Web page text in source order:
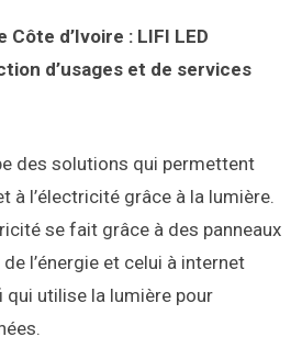
Côte d’Ivoire : LIFI LED
d’usages et de services
des solutions qui permettent
à l’électricité grâce à la lumière.
se fait grâce à des panneaux
l’énergie et celui à internet
qui utilise la lumière pour